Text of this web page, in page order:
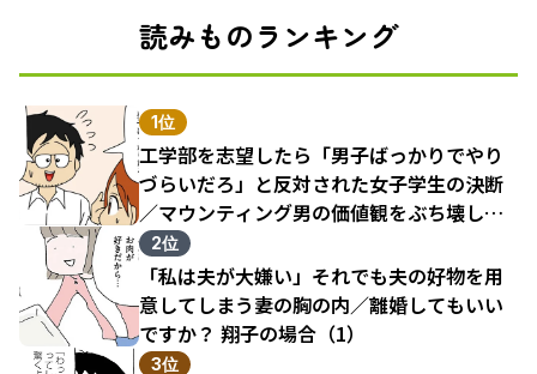
読みものランキング
1位
工学部を志望したら「男子ばっかりでやり
づらいだろ」と反対された女子学生の決断
／マウンティング男の価値観をぶち壊した
結果（1）
2位
「私は夫が大嫌い」それでも夫の好物を用
意してしまう妻の胸の内／離婚してもいい
ですか？ 翔子の場合（1）
3位